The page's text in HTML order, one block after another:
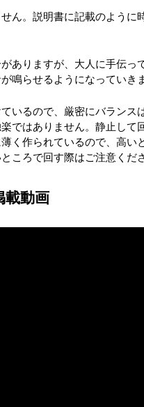
ん。説明書に記載のように
ありますが、大人に手伝っ
鳴らせるようになっていきま
いるので、厳密にバランス
ではありません。静止して
く作られているので、高い
ころで回す際はご注意くださ
動画